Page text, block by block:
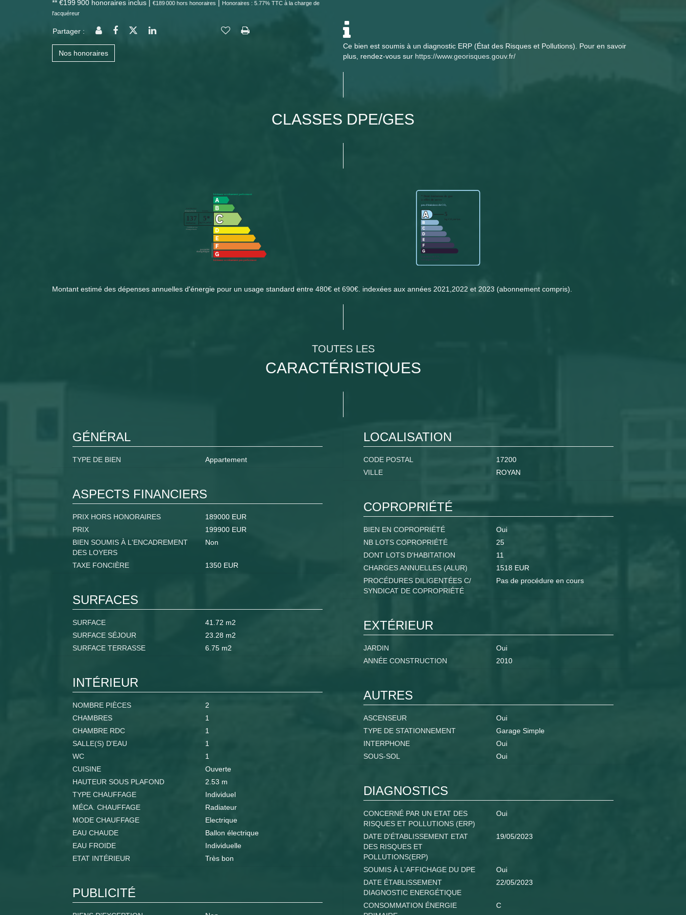
** €199 900 honoraires inclus €189 000 hors honoraires
Honoraires : 5.77% TTC à la charge de
l'acquéreur
Partager :
Nos honoraires
CLASSES DPE/GES
Montant estimé des dépenses annuelles d'énergie pour un usage standard entre 480€ et 690€. indexées aux années 2021,2022 et 2023 (abonnement compris).
Ce bien est soumis à un diagnostic ERP (État des Risques et Pollutions). Pour en savoir
plus, rendez-vous sur https://www.georisques.gouv.fr/
TOUTES LES
CARACTÉRISTIQUES
GÉNÉRAL
TYPE DE BIEN Appartement
LOCALISATION
CODE POSTAL
17200
VILLE
ROYAN
ASPECTS FINANCIERS
PRIX HORS HONORAIRES
189000 EUR
PRIX
199900 EUR
BIEN SOUMIS À L'ENCADREMENT
DES LOYERS
Non
TAXE FONCIÈRE 1350 EUR
COPROPRIÉTÉ
BIEN EN COPROPRIÉTÉ
Oui
NB LOTS COPROPRIÉTÉ
25
DONT LOTS D'HABITATION
11
CHARGES ANNUELLES (ALUR)
1518 EUR
PROCÉDURES DILIGENTÉES C/
SYNDICAT DE COPROPRIÉTÉ
Pas de procédure en cours
SURFACES
SURFACE
41.72 m2
SURFACE SÉJOUR
23.28 m2
SURFACE TERRASSE
6.75 m2
EXTÉRIEUR
JARDIN
Oui
ANNÉE CONSTRUCTION
2010
INTÉRIEUR
NOMBRE PIÈCES
2
CHAMBRES
1
CHAMBRE RDC
1
SALLE(S) D'EAU
1
WC
1
CUISINE
Ouverte
HAUTEUR SOUS PLAFOND
2.53 m
TYPE CHAUFFAGE
Individuel
MÉCA. CHAUFFAGE
Radiateur
MODE CHAUFFAGE
Electrique
EAU CHAUDE
Ballon électrique
EAU FROIDE
Individuelle
ETAT INTÉRIEUR
Très bon
AUTRES
ASCENSEUR
Oui
TYPE DE STATIONNEMENT
Garage Simple
INTERPHONE
Oui
SOUS-SOL
Oui
DIAGNOSTICS
CONCERNÉ PAR UN ETAT DES
RISQUES ET POLLUTIONS (ERP)
Oui
DATE D'ÉTABLISSEMENT ETAT
DES RISQUES ET
POLLUTIONS(ERP)
19/05/2023
SOUMIS À L'AFFICHAGE DU DPE
Oui
DATE ÉTABLISSEMENT
DIAGNOSTIC ENERGÉTIQUE
22/05/2023
CONSOMMATION ÉNERGIE
C
PUBLICITÉ